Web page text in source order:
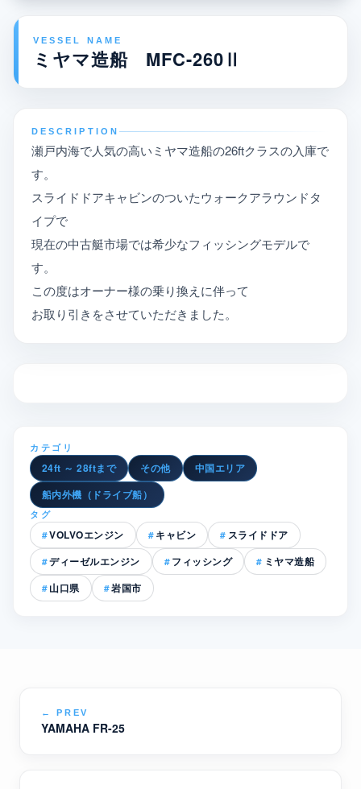
VESSEL NAME
ミヤマ造船 MFC-260Ⅱ
DESCRIPTION
瀬戸内海で人気の高いミヤマ造船の26ftクラスの入庫で
す。
スライドドアキャビンのついたウォークアラウンドタ
イプで
現在の中古艇市場では希少なフィッシングモデルで
す。
この度はオーナー様の乗り換えに伴って
お取り引きをさせていただきました。
カテゴリ
24ft ～ 28ftまで その他
中国エリア
船内外機（ドライブ船）
タグ
VOLVOエンジン キャビン
スライドドア
ディーゼルエンジン
フィッシング
ミヤマ造船
山口県
岩国市
← PREV
YAMAHA FR-25